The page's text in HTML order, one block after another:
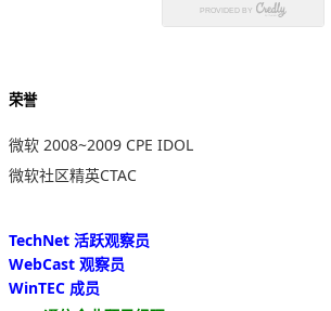
荣誉
微软 2008~2009 CPE IDOL
微软社区精英CTAC
TechNet 活跃观察员
WebCast 观察员
WinTEC 成员